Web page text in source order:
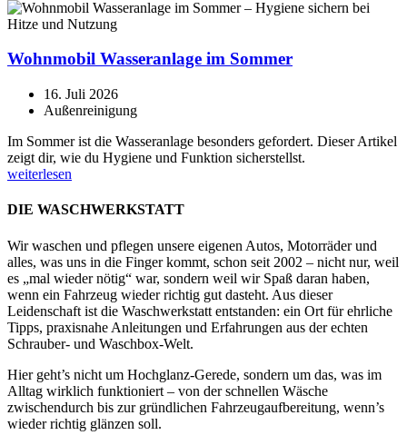
Wohnmobil Wasseranlage im Sommer
16. Juli 2026
Außenreinigung
Im Sommer ist die Wasseranlage besonders gefordert. Dieser Artikel
zeigt dir, wie du Hygiene und Funktion sicherstellst.
weiterlesen
DIE WASCHWERKSTATT
Wir waschen und pflegen unsere eigenen Autos, Motorräder und
alles, was uns in die Finger kommt, schon seit 2002 – nicht nur, weil
es „mal wieder nötig“ war, sondern weil wir Spaß daran haben,
wenn ein Fahrzeug wieder richtig gut dasteht. Aus dieser
Leidenschaft ist die Waschwerkstatt entstanden: ein Ort für ehrliche
Tipps, praxisnahe Anleitungen und Erfahrungen aus der echten
Schrauber- und Waschbox-Welt.
Hier geht’s nicht um Hochglanz-Gerede, sondern um das, was im
Alltag wirklich funktioniert – von der schnellen Wäsche
zwischendurch bis zur gründlichen Fahrzeugaufbereitung, wenn’s
wieder richtig glänzen soll.